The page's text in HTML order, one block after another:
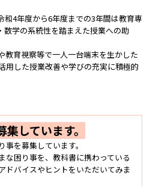
和4年度から6年度までの3年間は教育専
学の系統性を踏まえた授業への助
教育視察等で一人一台端末を生かした
用した授業改善や学びの充実に積極的
しています。
を募集しています。
な困り事を、教科書に携わっている
ドバイスやヒントをいただいてみま